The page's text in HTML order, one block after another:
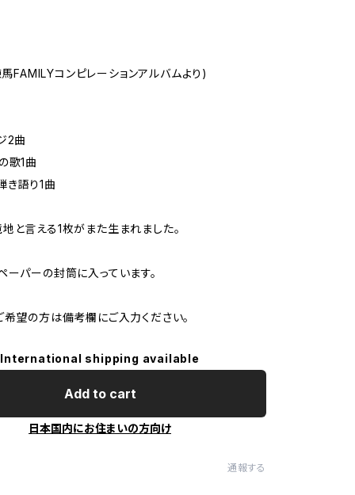
FAMILYコンピレーションアルバムより)
2曲
歌1曲
き語り1曲
と言える1枚がまた生まれました。
ーパーの封筒に入っています。
希望の方は備考欄にご入力ください。
International shipping available
Add to cart
日本国内にお住まいの方向け
通報する